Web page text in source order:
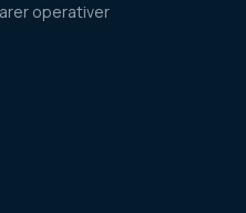
operativer